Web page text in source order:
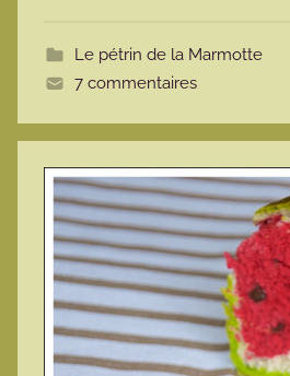
t
Le pétrin de la Marmotte
7 commentaires